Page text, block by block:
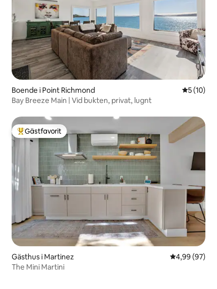
Boende i Point Richmond 5 av 5 i
5 (10)
Bay Breeze Main | Vid bukten, privat, lugnt
Populär gästfavorit
Gästfavorit
Gästhus i Martinez 4,99 av 5 i
4,99 (97)
The Mini Martini